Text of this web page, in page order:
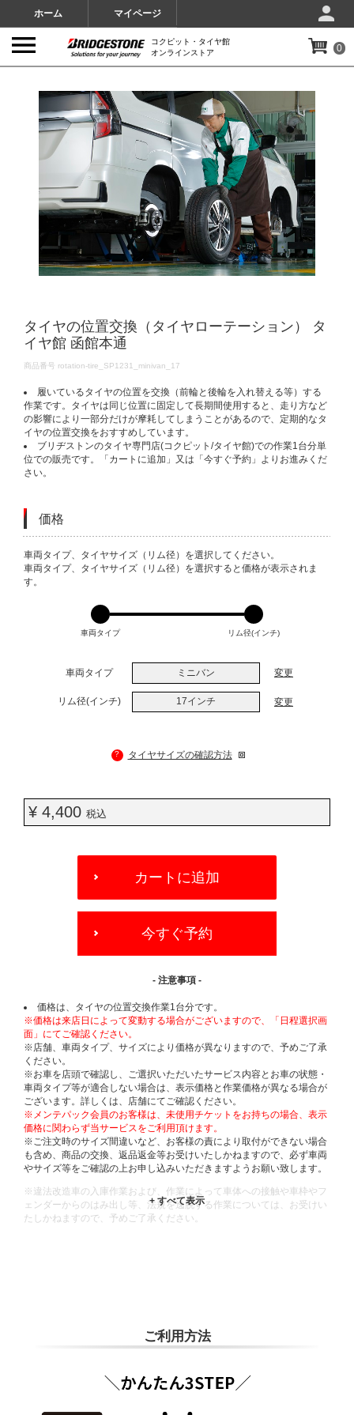
ホーム マイページ
コクピット・タイヤ館
オンラインストア
0
タイヤの位置交換（タイヤローテーション） タ
イヤ館 函館本通
DETAILS
商品番号 rotation-tire_SP1231_minivan_17
履いているタイヤの位置を交換（前輪と後輪を入れ替える等）する
作業です。タイヤは同じ位置に固定して長期間使用すると、走り方など
の影響により一部分だけが摩耗してしまうことがあるので、定期的なタ
イヤの位置交換をおすすめしています。
ブリヂストンのタイヤ専門店(コクピット/タイヤ館)での作業1台分単
位での販売です。「カートに追加」又は「今すぐ予約」よりお進みくだ
さい。
価格
VARIATIONS
車両タイプ、タイヤサイズ（リム径）を選択してください。
車両タイプ、タイヤサイズ（リム径）を選択すると価格が表示されま
す。
車両タイプ リム径(インチ)
車両タイプ ミニバン 変更
リム径(インチ) 17インチ 変更
? タイヤサイズの確認方法
¥ 4,400 税込
OPTIONS
カートに追加
今すぐ予約
- 注意事項 -
価格は、タイヤの位置交換作業1台分です。
※価格は来店日によって変動する場合がございますので、「日程選択画
面」にてご確認ください。
※店舗、車両タイプ、サイズにより価格が異なりますので、予めご了承
ください。
※お車を店頭で確認し、ご選択いただいたサービス内容とお車の状態・
車両タイプ等が適合しない場合は、表示価格と作業価格が異なる場合が
ございます。詳しくは、店舗にてご確認ください。
※メンテパック会員のお客様は、未使用チケットをお持ちの場合、表示
価格に関わらず当サービスをご利用頂けます。
※ご注文時のサイズ間違いなど、お客様の責により取付ができない場合
も含め、商品の交換、返品返金等お受けいたしかねますので、必ず車両
やサイズ等をご確認の上お申し込みいただきますようお願い致します。
※違法改造車の入庫作業および、作業によって車体への接触や車枠やフ
ェンダーからのはみ出し等、法規を逸脱する作業については、お受けい
たしかねますので、予めご了承ください。
ご利用方法